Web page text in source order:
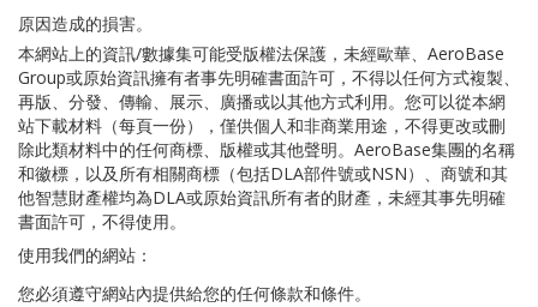
原因造成的損害。
本網站上的資訊/數據集可能受版權法保護，未經歐華、AeroBase
Group或原始資訊擁有者事先明確書面許可，不得以任何方式複製、
再版、分發、傳輸、展示、廣播或以其他方式利用。您可以從本網
站下載材料（每頁一份），僅供個人和非商業用途，不得更改或刪
除此類材料中的任何商標、版權或其他聲明。AeroBase集團的名稱
和徽標，以及所有相關商標（包括DLA部件號或NSN）、商號和其
他智慧財產權均為DLA或原始資訊所有者的財產，未經其事先明確
書面許可，不得使用。
使用我們的網站：
您必須遵守網站內提供給您的任何條款和條件。